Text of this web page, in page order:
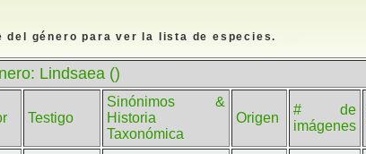
del género para ver la lista de especies.
Lindsaea ()
Testigo
Sinónimos &
Historia
Taxonómica
Origen
# de
imágenes